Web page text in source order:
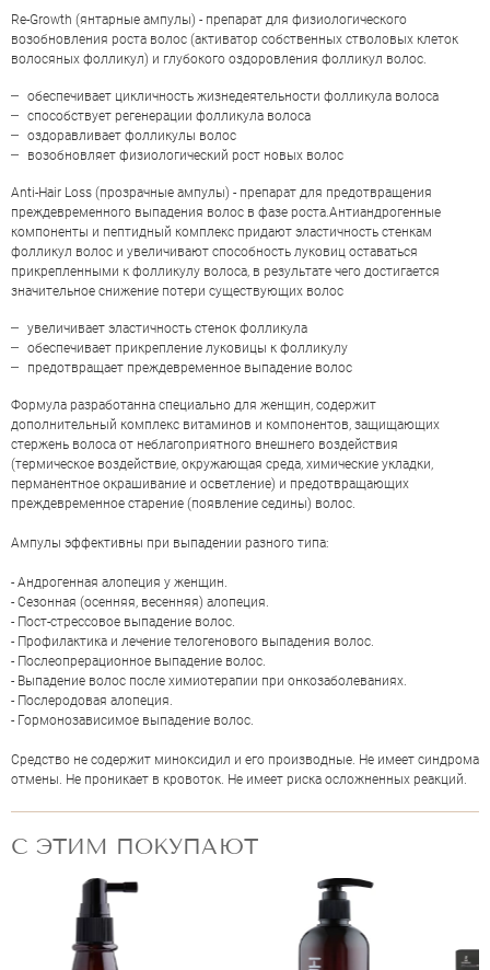
CRESCINA TRANSDERMIC HFSC 100%
COMPLETE TREATMENT (RE-GROWTH
+ ANTI-HAIR LOSS) 500 10+10 Х 3,5
МЛ
НАПИСАТЬ ОТЗЫВ
ОЦЕНКА
Отправить
Re-Growth (янтарные ампулы) - препарат для физиологического
возобновления роста волос (активатор собственных стволовых клеток
волосяных фолликул) и глубокого оздоровления фолликул волос.
обеспечивает цикличность жизнедеятельности фолликула волоса
способствует регенерации фолликула волоса
оздоравливает фолликулы волос
возобновляет физиологический рост новых волос
Anti-Hair Loss (прозрачные ампулы) - препарат для предотвращения
преждевременного выпадения волос в фазе роста.Антиандрогенные
компоненты и пептидный комплекс придают эластичность стенкам
фолликул волос и увеличивают способность луковиц оставаться
прикрепленными к фолликулу волоса, в результате чего достигается
значительное снижение потери существующих волос
увеличивает эластичность стенок фолликула
обеспечивает прикрепление луковицы к фолликулу
предотвращает преждевременное выпадение волос
Формула разработанна специально для женщин, содержит
дополнительный комплекс витаминов и компонентов, защищающих
стержень волоса от неблагоприятного внешнего воздействия
(термическое воздействие, окружающая среда, химические укладки,
перманентное окрашивание и осветление) и предотвращающих
преждевременное старение (появление седины) волос.
Ампулы эффективны при выпадении разного типа:
- Андрогенная алопеция у женщин.
- Сезонная (осенняя, весенняя) алопеция.
- Пост-стрессовое выпадение волос.
- Профилактика и лечение телогенового выпадения волос.
- Послеопрерационное выпадение волос.
- Выпадение волос после химиотерапии при онкозаболеваниях.
- Послеродовая алопеция.
- Гормонозависимое выпадение волос.
Средство не содержит миноксидил и его производные. Не имеет синдрома
отмены. Не проникает в кровоток. Не имеет риска осложненных реакций.
С ЭТИМ ПОКУПАЮТ